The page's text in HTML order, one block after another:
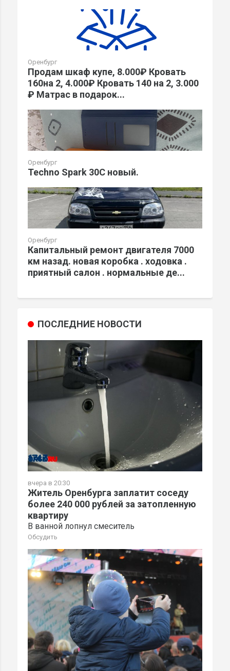
Оренбург
Продам шкаф купе, 8.000₽ Кровать
160на 2, 4.000₽ Кровать 140 на 2, 3.000
₽ Матрас в подарок...
Оренбург
Techno Spark 30C новый.
Оренбург
Капитальный ремонт двигателя 7000
км назад. новая коробка . ходовка .
приятный салон . нормальные де...
ПОСЛЕДНИЕ НОВОСТИ
вчера в 20:30
Житель Оренбурга заплатит соседу
более 240 000 рублей за затопленную
квартиру
В ванной лопнул смеситель
Обсудить